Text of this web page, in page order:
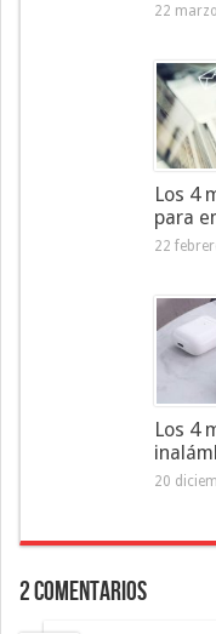
22
Los 4
para
22
Los 4
20
2 Comentarios